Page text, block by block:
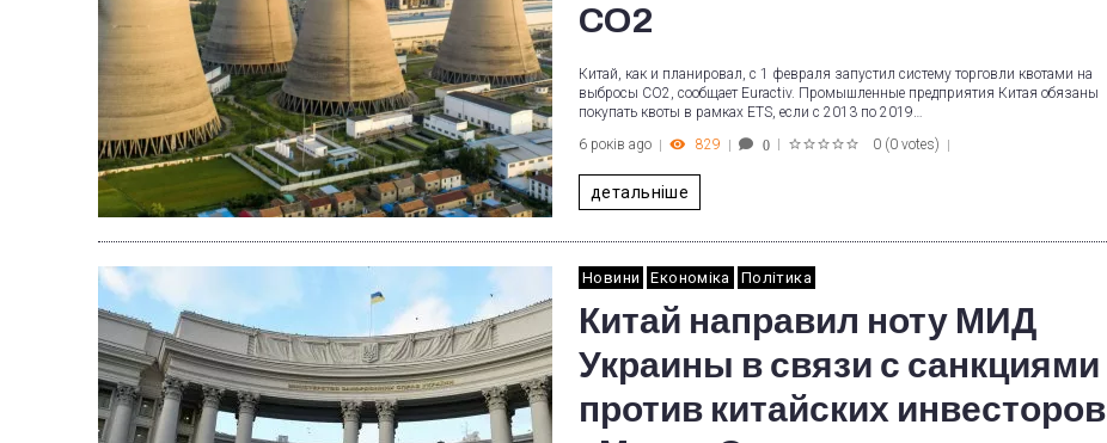
CO2
Китай, как и планировал, с 1 февраля запустил систему торговли квотами на
выбросы CO2, сообщает Euractiv. Промышленные предприятия Китая обязаны
покупать квоты в рамках ETS, если с 2013 по 2019…
6 років ago
829 0 0 (0 votes)
детальніше
Новини Економіка Політика
Китай направил ноту МИД
Украины в связи с санкциями
против китайских инвесторов